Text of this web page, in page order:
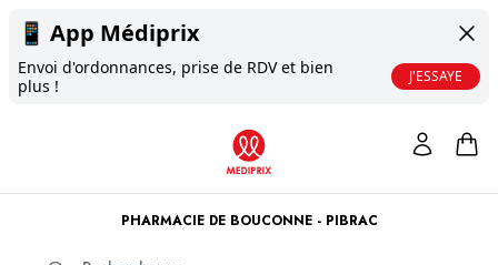
📱 App Médiprix
Envoi d'ordonnances, prise de RDV et bien
plus !
J'ESSAYE
PHARMACIE DE BOUCONNE - PIBRAC